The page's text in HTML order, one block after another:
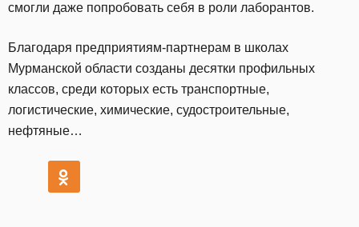
смогли даже попробовать себя в роли лаборантов.
Благодаря предприятиям-партнерам в школах
Мурманской области созданы десятки профильных
классов, среди которых есть транспортные,
логистические, химические, судостроительные,
нефтяные…